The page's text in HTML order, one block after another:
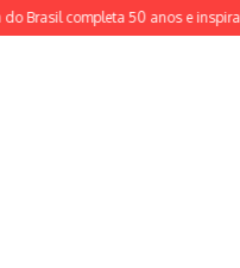
completa 50 anos e inspira